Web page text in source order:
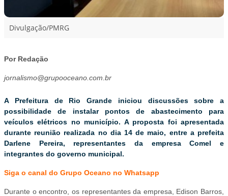
Divulgação/PMRG
Por Redação
jornalismo@grupooceano.com.br
A Prefeitura de Rio Grande iniciou discussões sobre a
possibilidade de instalar pontos de abastecimento para
veículos elétricos no município. A proposta foi apresentada
durante reunião realizada no dia 14 de maio, entre a prefeita
Darlene Pereira, representantes da empresa Comel e
integrantes do governo municipal.
Siga o canal do Grupo Oceano no Whatsapp
Durante o encontro, os representantes da empresa, Edison Barros,